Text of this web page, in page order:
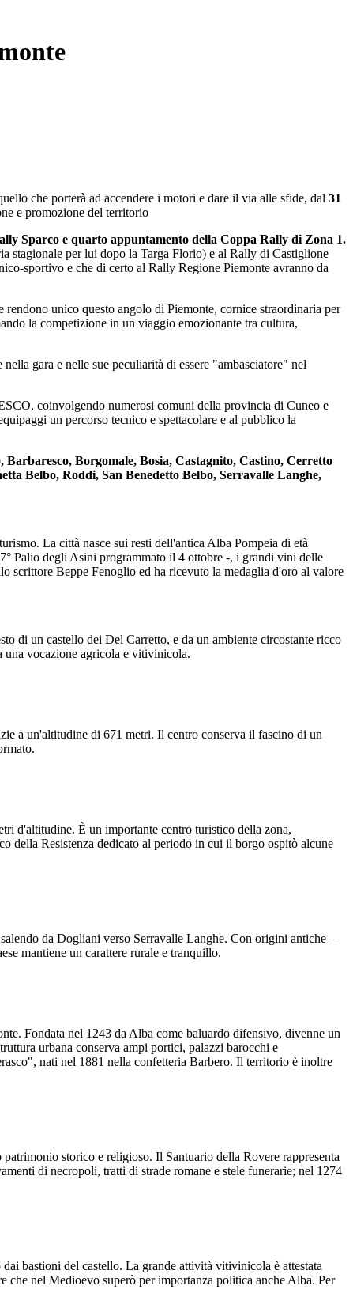
che porterà ad accendere i motori e dare il via alle sfide, dal 31
e promozione del territorio
Sparco e quarto appuntamento della Coppa Rally di Zona 1.
stagionale per lui dopo la Targa Florio) e al Rally di Castiglione
sportivo e che di certo al Rally Regione Piemonte avranno da
unico questo angolo di Piemonte, cornice straordinaria per
la competizione in un viaggio emozionante tra cultura,
gara e nelle sue peculiarità di essere "ambasciatore" nel
coinvolgendo numerosi comuni della provincia di Cuneo e
un percorso tecnico e spettacolare e al pubblico la
Barbaresco, Borgomale, Bosia, Castagnito, Castino, Cerretto
Belbo, Roddi, San Benedetto Belbo, Serravalle Langhe,
La città nasce sui resti dell'antica Alba Pompeia di età
Palio degli Asini programmato il 4 ottobre -, i grandi vini delle
scrittore Beppe Fenoglio ed ha ricevuto la medaglia d'oro al valore
di un castello dei Del Carretto, e da un ambiente circostante ricco
una vocazione agricola e vitivinicola.
a un'altitudine di 671 metri. Il centro conserva il fascino di un
d'altitudine. È un importante centro turistico della zona,
della Resistenza dedicato al periodo in cui il borgo ospitò alcune
da Dogliani verso Serravalle Langhe. Con origini antiche –
mantiene un carattere rurale e tranquillo.
Fondata nel 1243 da Alba come baluardo difensivo, divenne un
urbana conserva ampi portici, palazzi barocchi e
nati nel 1881 nella confetteria Barbero. Il territorio è inoltre
storico e religioso. Il Santuario della Rovere rappresenta
di necropoli, tratti di strade romane e stele funerarie; nel 1274
bastioni del castello. La grande attività vitivinicola è attestata
che nel Medioevo superò per importanza politica anche Alba. Per